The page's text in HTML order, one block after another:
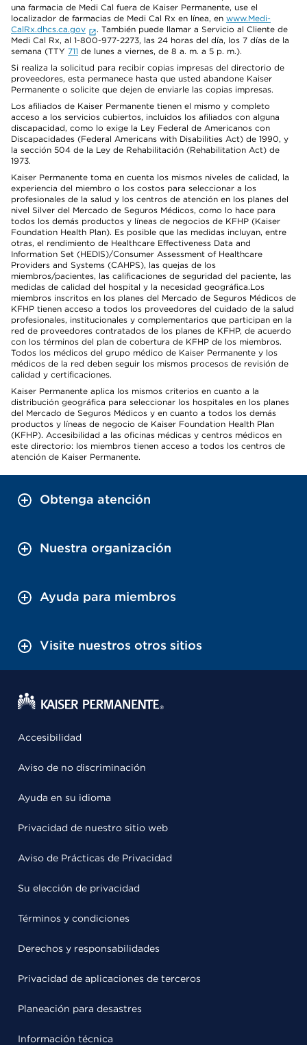
una farmacia de Medi Cal fuera de Kaiser Permanente, use el
localizador de farmacias de Medi Cal Rx en línea, en www.Medi-
CalRx.dhcs.ca.gov
. También puede llamar a Servicio al Cliente de
Medi Cal Rx, al 1-800-977-2273, las 24 horas del día, los 7 días de la
semana (TTY 711 de lunes a viernes, de 8 a. m. a 5 p. m.).
Si realiza la solicitud para recibir copias impresas del directorio de
proveedores, esta permanece hasta que usted abandone Kaiser
Permanente o solicite que dejen de enviarle las copias impresas.
Los afiliados de Kaiser Permanente tienen el mismo y completo
acceso a los servicios cubiertos, incluidos los afiliados con alguna
discapacidad, como lo exige la Ley Federal de Americanos con
Discapacidades (Federal Americans with Disabilities Act) de 1990, y
la sección 504 de la Ley de Rehabilitación (Rehabilitation Act) de
1973.
Kaiser Permanente toma en cuenta los mismos niveles de calidad, la
experiencia del miembro o los costos para seleccionar a los
profesionales de la salud y los centros de atención en los planes del
nivel Silver del Mercado de Seguros Médicos, como lo hace para
todos los demás productos y líneas de negocios de KFHP (Kaiser
Foundation Health Plan). Es posible que las medidas incluyan, entre
otras, el rendimiento de Healthcare Effectiveness Data and
Information Set (HEDIS)/Consumer Assessment of Healthcare
Providers and Systems (CAHPS), las quejas de los
miembros/pacientes, las calificaciones de seguridad del paciente, las
medidas de calidad del hospital y la necesidad geográfica.Los
miembros inscritos en los planes del Mercado de Seguros Médicos de
KFHP tienen acceso a todos los proveedores del cuidado de la salud
profesionales, institucionales y complementarios que participan en la
red de proveedores contratados de los planes de KFHP, de acuerdo
con los términos del plan de cobertura de KFHP de los miembros.
Todos los médicos del grupo médico de Kaiser Permanente y los
médicos de la red deben seguir los mismos procesos de revisión de
calidad y certificaciones.
Kaiser Permanente aplica los mismos criterios en cuanto a la
distribución geográfica para seleccionar los hospitales en los planes
del Mercado de Seguros Médicos y en cuanto a todos los demás
productos y líneas de negocio de Kaiser Foundation Health Plan
(KFHP). Accesibilidad a las oficinas médicas y centros médicos en
este directorio: los miembros tienen acceso a todos los centros de
atención de Kaiser Permanente.
Obtenga atención
Nuestra organización
Ayuda para miembros
Visite nuestros otros sitios
Accesibilidad
Aviso de no discriminación
Ayuda en su idioma
Privacidad de nuestro sitio web
Aviso de Prácticas de Privacidad
Su elección de privacidad
Términos y condiciones
Derechos y responsabilidades
Privacidad de aplicaciones de terceros
Planeación para desastres
Información técnica